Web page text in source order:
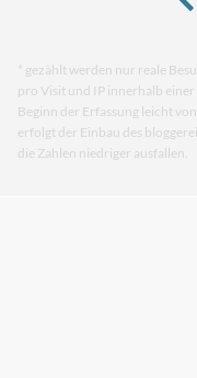
* gezählt werden nur reale
pro Visit und IP innerhalb
Beginn der Erfassung leicht
erfolgt der Einbau des
die Zahlen niedriger ausfallen.